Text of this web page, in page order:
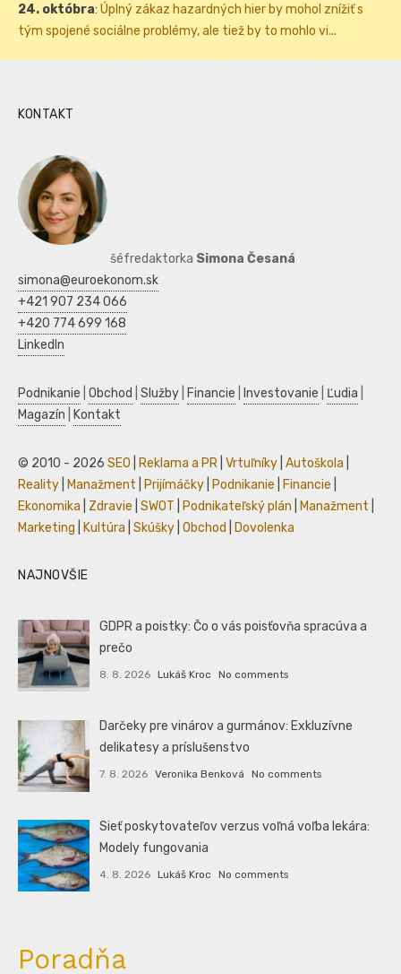
24. októbra: Úplný zákaz hazardných hier by mohol znížiť s
tým spojené sociálne problémy, ale tiež by to mohlo vi...
KONTAKT
šéfredaktorka Simona Česaná
simona@euroekonom.sk
+421 907 234 066
+420 774 699 168
LinkedIn
Podnikanie Obchod Služby Financie Investovanie Ľudia
Magazín
Kontakt
© 2010 - 2026 SEO Reklama a PR Vrtuľníky Autoškola
Reality
Manažment Prijímáčky Podnikanie Financie
Ekonomika
Zdravie SWOT Podnikateľský plán Manažment
Marketing
Kultúra Skúšky Obchod Dovolenka
NAJNOVŠIE
GDPR a poistky: Čo o vás poisťovňa spracúva a
prečo
8. 8. 2026 Lukáš Kroc No comments
Darčeky pre vinárov a gurmánov: Exkluzívne
delikatesy a príslušenstvo
7. 8. 2026 Veronika Benková No comments
Sieť poskytovateľov verzus voľná voľba lekára:
Modely fungovania
4. 8. 2026 Lukáš Kroc No comments
Poradňa